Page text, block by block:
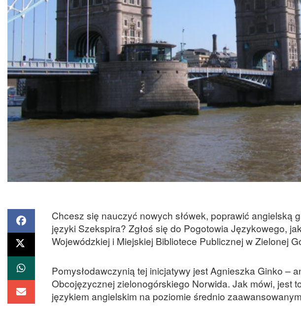
Chcesz się nauczyć nowych słówek, poprawić angielską
języki Szekspira? Zgłoś się do Pogotowia Językowego,
Wojewódzkiej i Miejskiej Bibliotece Publicznej w Zielonej
Pomysłodawczynią tej inicjatywy jest Agnieszka Ginko –
Obcojęzycznej zielonogórskiego Norwida. Jak mówi, jest
językiem angielskim na poziomie średnio